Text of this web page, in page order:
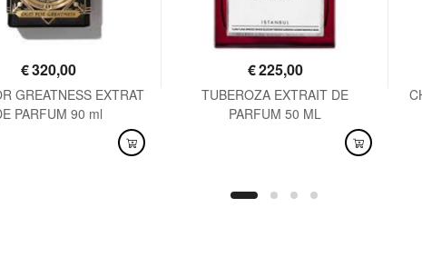
€320,00
GREATNESS EXTRAT
PARFUM 90 ml
€225,00
TUBEROZA EXTRAIT DE
PARFUM 50 ML